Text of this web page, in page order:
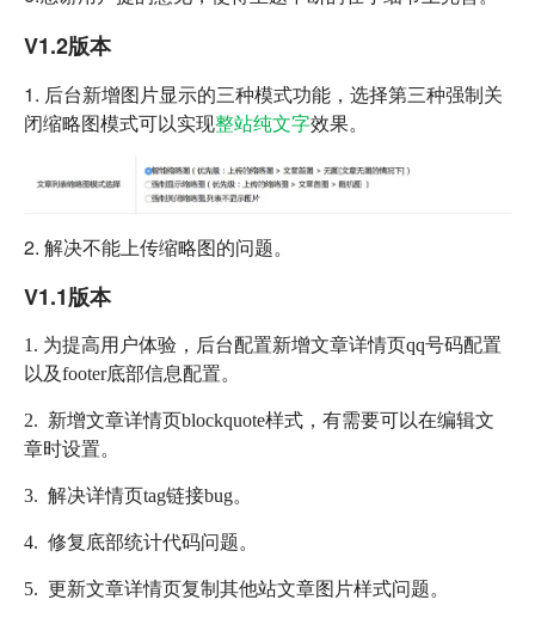
V1.2版本
1. 后台新增图片显示的三种模式功能，选择第三种强制关
闭缩略图模式可以实现整站纯文字效果。
2. 解决不能上传缩略图的问题。
V1.1版本
1. 为提高用户体验，后台配置新增文章详情页qq号码配置
以及footer底部信息配置。
2. 新增文章详情页blockquote样式，有需要可以在编辑文
章时设置。
3. 解决详情页tag链接bug。
4. 修复底部统计代码问题。
5. 更新文章详情页复制其他站文章图片样式问题。